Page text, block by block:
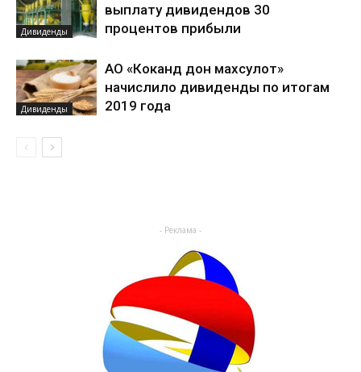
Дивиденды
выплату дивидендов 30
процентов прибыли
Дивиденды
АО «Коканд дон махсулот»
начислило дивиденды по итогам
2019 года
- Реклама -